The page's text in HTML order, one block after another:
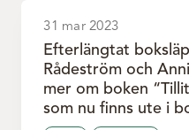
31 mar 2023
Efterlängtat
Rådeström och
mer om boken
som nu finns ute i